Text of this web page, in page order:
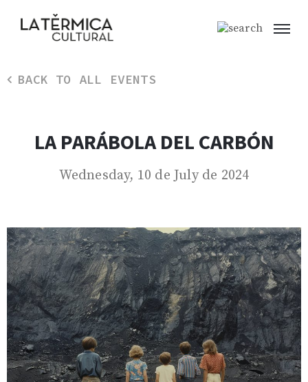
BACK TO ALL EVENTS
LA PARÁBOLA DEL CARBÓN
Wednesday, 10 de July de 2024